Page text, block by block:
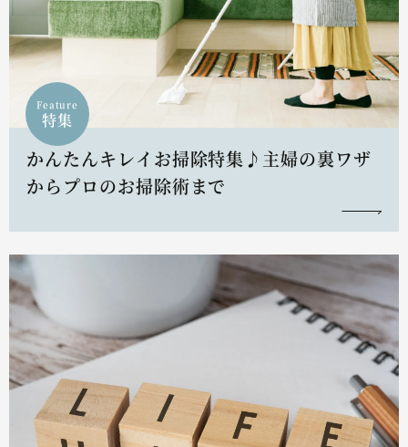
Feature
特集
かんたんキレイお掃除特集♪主婦の裏ワザ
からプロのお掃除術まで